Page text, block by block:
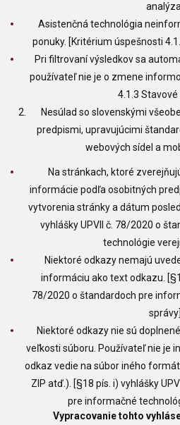
Asistenčná technológia
ponuky. [Kritérium úspešnosti
Pri filtrovaní výsledkov sa
používateľ nie je o zmene
4.1.3 Stavové
Nesúlad so slovenskými
predpismi, upravujúcimi
webových sídel a
Na stránkach, ktoré
informácie podľa osobitných
vytvorenia stránky a dátum
vyhlášky UPVII č. 78/2020 o
technológie
Niektoré odkazy nemajú
informáciu ako text odkazu.
78/2020 o štandardoch pre
správy]
Niektoré odkazy nie sú
veľkosti súboru. Používateľ nie je
odkaz vedie na súbor iného formátu
ZIP atď.). [§18 pís. i) vyhlášky
pre informačné
Vypracovanie tohto